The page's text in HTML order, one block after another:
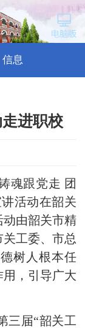
信息
进职校
魂跟党走 团
活动在韶关
由韶关市精
工委、市总
树人根本任
，引导广大
届“韶关工